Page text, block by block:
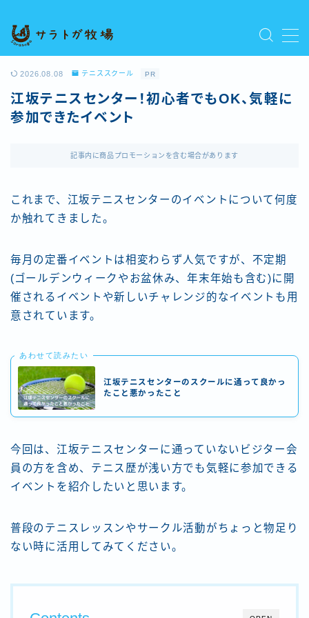
MENU
プライバシーポリシー
利用規約／特定商取引法に基づく表記
新着記事を読む
運営者情報
2026.08.08 テニススクール PR
江坂テニスセンター！初心者でもOK、気軽に
参加できたイベント
記事内に商品プロモーションを含む場合があります
これまで、江坂テニスセンターのイベントについて何度
か触れてきました。
毎月の定番イベントは相変わらず人気ですが、不定期
(ゴールデンウィークやお盆休み、年末年始も含む)に開
催されるイベントや新しいチャレンジ的なイベントも用
意されています。
あわせて読みたい
江坂テニスセンターのスクールに通って良かっ
たこと悪かったこと
今回は、江坂テニスセンターに通っていないビジター会
員の方を含め、テニス歴が浅い方でも気軽に参加できる
イベントを紹介したいと思います。
普段のテニスレッスンやサークル活動がちょっと物足り
ない時に活用してみてください。